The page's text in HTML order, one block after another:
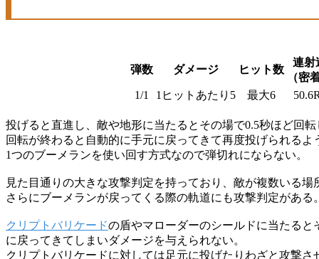
弾数 ダメージ ヒット数
連射
（密
1/1
1ヒットあたり5 最大6
投げると直進し、敵や地形に当たるとその場で0.5秒ほど回
回転が終わると自動的に手元に戻ってきて再度投げられるよ
1つのブーメランを使い回す方式なので弾切れにならない。
見た目通りの大きな攻撃判定を持っており、敵が複数いる
さらにブーメランが戻ってくる際の軌道にも攻撃判定がある
クリプトバリケードの盾やマローダーのシールドに当たる
に戻ってきてしまいダメージを与えられない。
クリプトバリケードに対しては足元に投げたりわざと攻撃さ